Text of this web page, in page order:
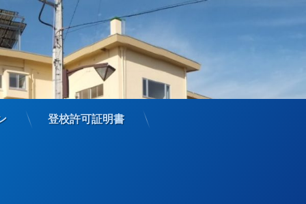
登校許可証明書